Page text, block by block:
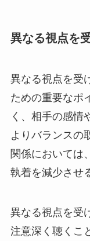
異なる視点を
異なる視点を受
ための重要なポ
く、相手の感情
よりバランスの
関係においては
執着を減少させ
異なる視点を受
注意深く聴くこ